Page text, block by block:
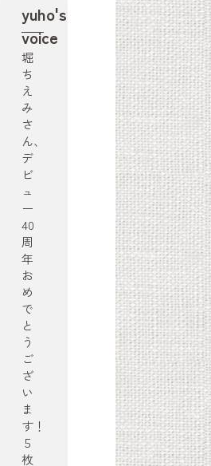
yuho's
voice
堀
ち
え
み
さ
ん、
デ
ビ
ュ
ー
40
周
年
お
め
で
と
う
ご
ざ
い
ま
す！
５
枚